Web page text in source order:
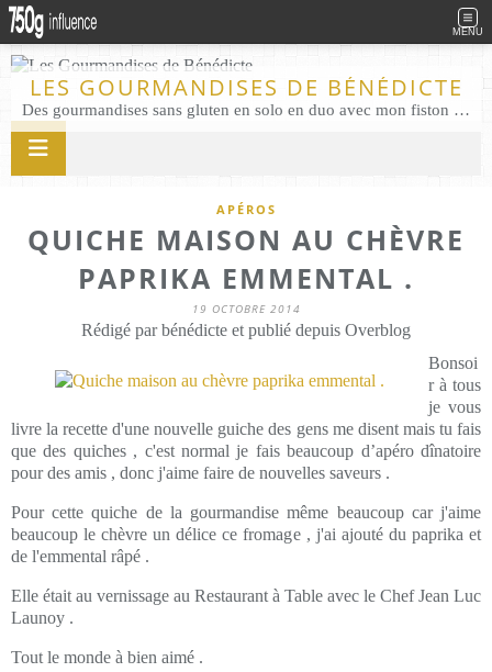
MENU
LES GOURMANDISES DE BÉNÉDICTE
Des gourmandises sans gluten en solo en duo avec mon fiston . Salé comme Sucré sans gluten éco responsable Les Gourmandises de Bénédicte gâteau produits locaux
APÉROS
QUICHE MAISON AU CHÈVRE
PAPRIKA EMMENTAL .
19 OCTOBRE 2014
Rédigé par bénédicte et publié depuis Overblog
Bonsoi
r à tous
je vous
livre la recette d'une nouvelle guiche des gens me disent mais tu fais
que des quiches , c'est normal je fais beaucoup d’apéro dînatoire
pour des amis , donc j'aime faire de nouvelles saveurs .
Pour cette quiche de la gourmandise même beaucoup car j'aime
beaucoup le chèvre un délice ce fromage , j'ai ajouté du paprika et
de l'emmental râpé .
Elle était au vernissage au Restaurant à Table avec le Chef Jean Luc
Launoy .
Tout le monde à bien aimé .